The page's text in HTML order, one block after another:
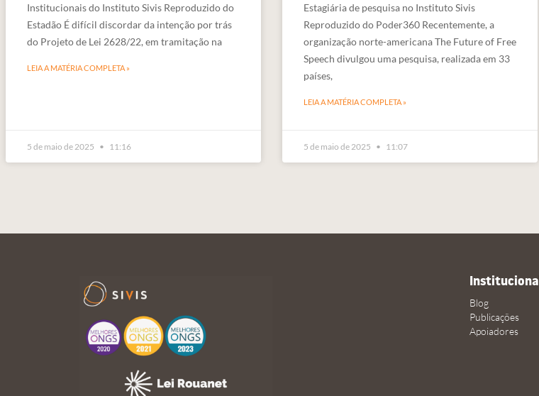
Institucionais do Instituto Sivis Reproduzido do
Estadão É difícil discordar da intenção por trás
do Projeto de Lei 2628/22, em tramitação na
LEIA A MATÉRIA COMPLETA »
5 de maio de 2025 11:16
Estagiária de pesquisa no Instituto Sivis
Reproduzido do Poder360 Recentemente, a
organização norte-americana The Future of Free
Speech divulgou uma pesquisa, realizada em 33
países,
LEIA A MATÉRIA COMPLETA »
5 de maio de 2025 11:07
Institucional
Blog
Publicações
Apoiadores